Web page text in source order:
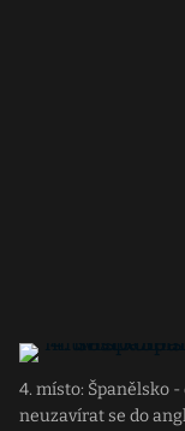
4. místo: Španělsko
neuzavírat se do